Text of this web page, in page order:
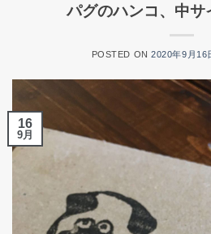
パグのハンコ、中サ
POSTED ON2020年9月16
16
9月